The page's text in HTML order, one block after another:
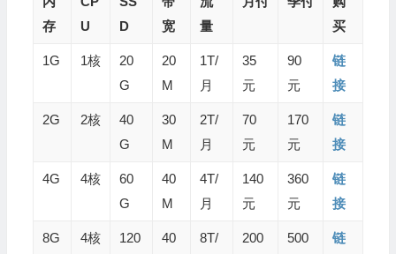
存
U
D
宽
量
买
1G 1核
20
G
20
M
1T/
月
35
元
90
元
链
接
2G 2核
40
G
30
M
2T/
月
70
元
170
元
链
接
4G 4核
60
G
40
M
4T/
月
140
元
360
元
链
接
8G 4核
120
40
8T/
200
500
链